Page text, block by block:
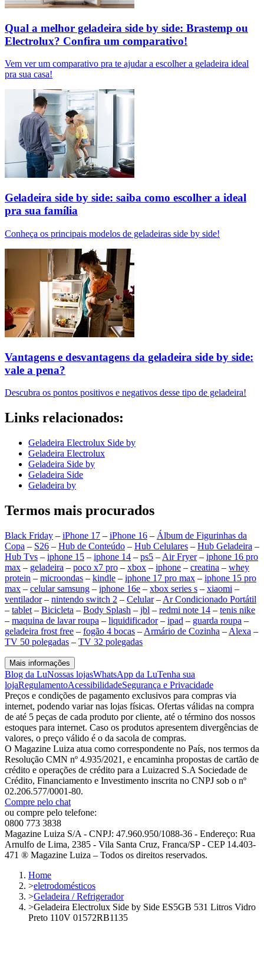
Qual a melhor geladeira side by side: Brastemp ou
Electrolux​? Confira um comparativo!
Vem ver um comparativo pra te ajudar a escolher a geladeira ideal
pra sua casa!
Geladeira side by side: saiba como escolher a ideal
pra sua família
Conheça os principais modelos de geladeiras side by side!
Vantagens e desvantagens da geladeira side by side:
vale a pena?
Descubra os pontos positivos e negativos desse tipo de geladeira!
Links relacionados:
Geladeira Electrolux Side by
Geladeira Electrolux
Geladeira Side by
Geladeira Side
Geladeira by
Termos mais procurados
Black Friday – iPhone 17 – iPhone 16 – Álbum de Figurinhas da
Copa – S26 – Hub de Conteúdo – Hub Celulares – Hub Geladeira –
Hub Tvs – iphone 15 – iphone 14 – ps5 – Air Fryer– iphone 16 pro
max – geladeira – poco x7 pro – xbox – iphone – creatina – whey
protein – microondas – kindle – iphone 17 pro max – iphone 15 pro
max – celular samsung – iphone 16e – xbox series s – xiaomi –
ventilador– nintendo switch 2 – Celular– Ar Condicionado Portátil
– tablet – Bicicleta – Body Splash – jbl – redmi note 14 – tenis nike
– maquina de lavar roupa – liquidificador– ipad – guarda roupa –
geladeira frost free – fogão 4 bocas – Armário de Cozinha – Alexa –
TV 50 polegadas – TV 32 polegadas
Mais informações
Blog da LuNossas lojasWhatsApp da LuTenha sua
lojaRegulamentoAcessibilidadeSegurança e Privacidade
Preços e condições de pagamento exclusivos para compras via
internet, podendo variar nas lojas físicas. Ofertas válidas na compra
de até 5 peças de cada produto por cliente, até o término dos nossos
estoques para internet. Caso os produtos apresentem divergências de
valores, o preço válido é o da sacola de compras.
O Magazine Luiza atua como correspondente no País, nos termos da
Resolução CMN nº 4.935/2021, e encaminha propostas de cartão de
crédito e operações de crédito para a Luizacred S.A Sociedade de
Crédito, Financiamento e Investimento inscrita no CNPJ sob o nº
02.206.577/0001-80.
Compre pelo chat
ou compre pelo telefone:
0800 773 3838
Magazine Luiza S/A - CNPJ: 47.960.950/1088-36 - Endereço: Rua
Arnulfo de Lima, 2385 - Vila Santa Cruz, Franca/SP - CEP 14.403-
471 ® Magazine Luiza – Todos os direitos reservados.
Home
>eletrodomésticos
>Geladeira / Refrigerador
>Geladeira Electrolux Side by Side ES5GB 531 Litros Vidro
Preto 110V 01572RB1135